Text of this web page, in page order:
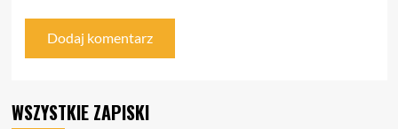
WSZYSTKIE ZAPISKI